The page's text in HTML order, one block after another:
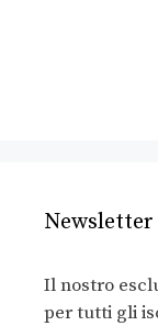
Newsletter
Il nostro
per tutti gli